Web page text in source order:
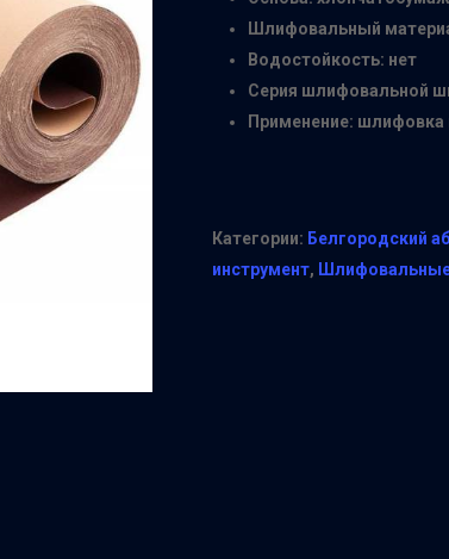
Шлифовальный
Водостойкость: нет
Серия шлифовальной
Применение: шлифовка
Категории: Белгородский
инструмент, Шлифовальные